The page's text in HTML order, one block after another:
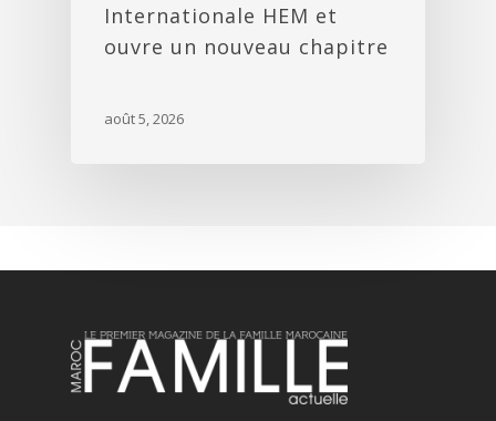
Internationale HEM et
ouvre un nouveau chapitre
août 5, 2026